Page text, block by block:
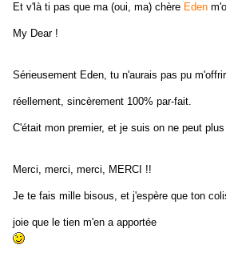
Et v'là ti pas que ma (oui, ma) chère Eden
My Dear !
Sérieusement Eden, tu n'aurais pas pu
réellement, sincèrement 100% par-fait.
C'était mon premier, et je suis on ne peut
Merci, merci, merci, MERCI !!
Je te fais mille bisous, et j'espère que ton
joie que le tien m'en a apportée